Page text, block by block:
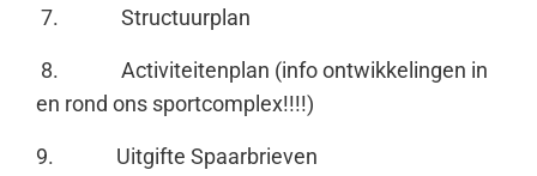
7. Structuurplan
8. Activiteitenplan (info ontwikkelingen in
en rond ons sportcomplex!!!!)
9. Uitgifte Spaarbrieven